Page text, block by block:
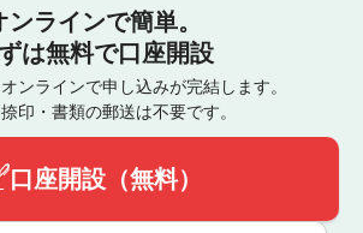
ンラインで簡単。
は無料で口座開設
ンラインで申し込みが完結します。
印・書類の郵送は不要です。
口座開設（無料）